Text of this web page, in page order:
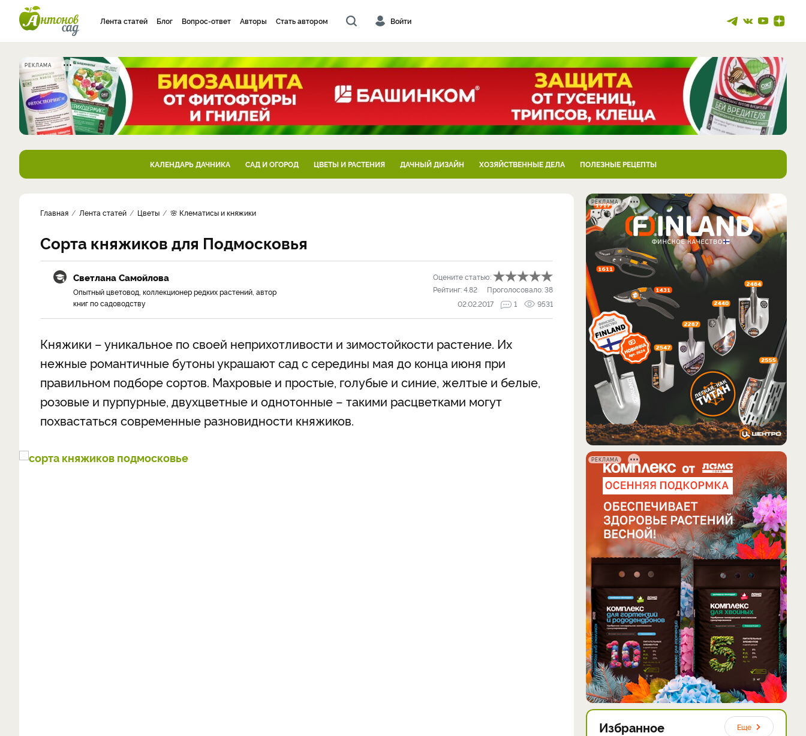
Лента статей Блог Вопрос-ответ Авторы Стать автором Войти
РЕКЛАМА
КАЛЕНДАРЬ ДАЧНИКА САД И ОГОРОД ЦВЕТЫ И РАСТЕНИЯ ДАЧНЫЙ ДИЗАЙН ХОЗЯЙСТВЕННЫЕ ДЕЛА ПОЛЕЗНЫЕ РЕЦЕПТЫ
Главная Лента статей Цветы 🌸 Клематисы и княжики
​Сорта княжиков для Подмосковья
Светлана Самойлова
Опытный цветовод, коллекционер редких растений, автор
книг по садоводству
Оцените статью:
Рейтинг:4.82 Проголосовало:38
02.02.2017
1 9531
Княжики – уникальное по своей неприхотливости и зимостойкости растение. Их
нежные романтичные бутоны украшают сад с середины мая до конца июня при
правильном подборе сортов. Махровые и простые, голубые и синие, желтые и белые,
розовые и пурпурные, двухцветные и однотонные – такими расцветками могут
похвастаться современные разновидности княжиков.
РЕКЛАМА
РЕКЛАМА
Избранное Еще